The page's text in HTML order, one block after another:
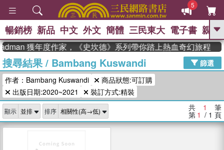
5
GO
熱搜： 東野圭吾 高希均教授回憶錄
、 The Odyssey 、 父親節 、 花開錦
繡 、 暑期推薦 、
李登輝時代 、
、 偉大的迷走神經 、 如果歷史是一
群喵
暢銷榜 新品 中文 外文 簡體 三民東大 電子書 親子
獲年度作家，《史坎德》系列帶你踏上熱血奇幻旅程
搜尋結果/ Bambang Kuswandi
篩選
作者：Bambang Kuswandi
商品狀態:可訂購
出版日期:2020~2021
裝訂方式:精裝
顯示 排序 共 1 筆
第 1 / 1 頁